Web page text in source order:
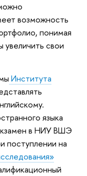
возможность
понимая
увеличить свои
Института
языка
в НИУ ВШЭ
поступлении на